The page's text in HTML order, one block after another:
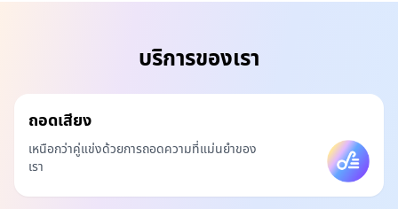
บริการของเรา
ถอดเสียง
เหนือกว่าคู่แข่งด้วยการถอดความที่แม่นยำของ
เรา